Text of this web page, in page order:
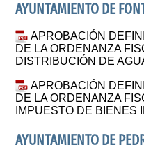
AYUNTAMIENTO DE
APROBACIÓN
DE LA ORDENANZA
DISTRIBUCIÓN DE
APROBACIÓN
DE LA ORDENANZA
IMPUESTO DE BIENES
AYUNTAMIENTO DE